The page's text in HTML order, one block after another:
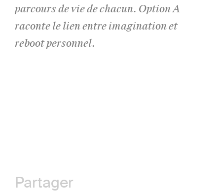
parcours de vie de chacun. Option A
raconte le lien entre imagination et
reboot personnel.
Partager